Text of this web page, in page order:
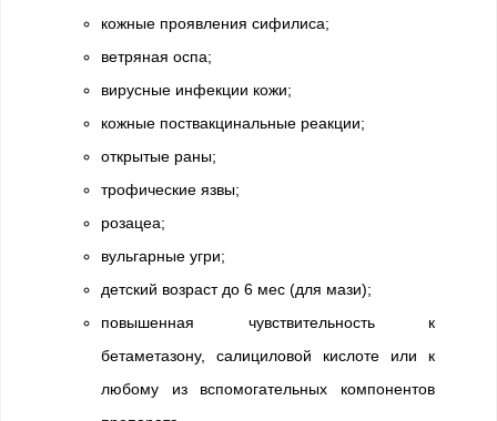
кожные проявления сифилиса;
ветряная оспа;
вирусные инфекции кожи;
кожные поствакцинальные реакции;
открытые раны;
трофические язвы;
розацеа;
вульгарные угри;
детский возраст до 6 мес (для мази);
повышенная чувствительность к
бетаметазону, салициловой кислоте или к
любому из вспомогательных компонентов